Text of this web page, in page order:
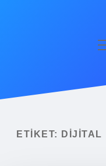
Yasal Uyarı
ETIKET: DIJITAL